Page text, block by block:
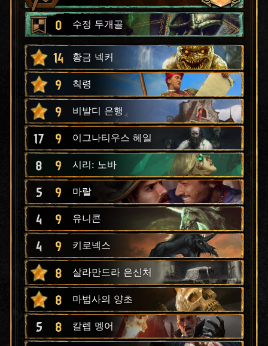
0 수정 두개골
14 황금 넥커
9 칙령
9 비발디 은행
17 9 이그나티우스 헤일
8 9 시리: 노바
5 9 마랄
4 9 유니콘
4 9 키로넥스
8 살라만드라 은신처
8 마법사의 양초
5 8 칼렙 멩어